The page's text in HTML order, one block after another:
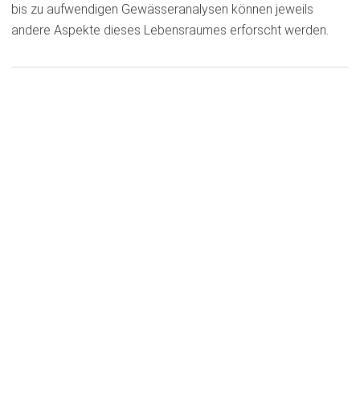
bis zu aufwendigen Gewässeranalysen können jeweils
andere Aspekte dieses Lebensraumes erforscht werden.